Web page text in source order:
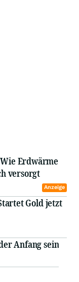
Erdwärme
versorgt
Anzeige
Gold jetzt
Anfang sein